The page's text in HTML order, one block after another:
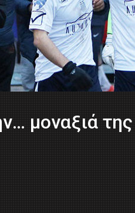
μοναξιά της